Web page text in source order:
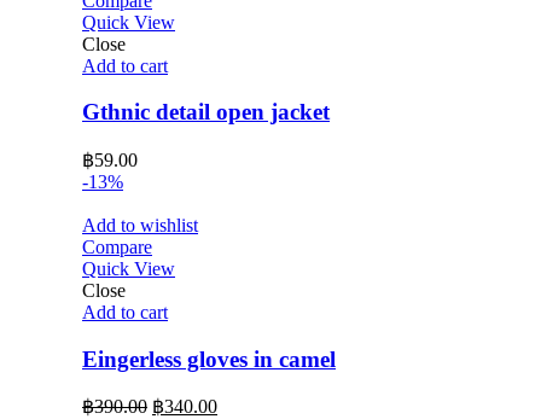
Quick View
Close
Add to cart
Gthnic detail open jacket
฿59.00
-13%
Add to wishlist
Compare
Quick View
Close
Add to cart
Eingerless gloves in camel
฿390.00 Original
฿340.00Current